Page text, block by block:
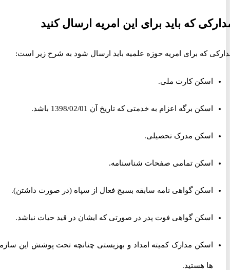
که باید برای این امریه ارسال کنید
که برای امریه حوزه علمیه باید ارسال شود به شرح زیر است:
اسکن کارت ملی.
اسکن برگه اعزام به خدمتی که تاریخ آن 1398/02/01 باشد.
اسکن مدرک تحصیلی.
اسکن تمامی صفحات شناسنامه.
اسکن گواهی نامه سابقه بسیج فعال از سپاه (در صورت داشتن).
اسکن گواهی فوت پدر در صورتی که ایشان در قید حیات نباشد.
اسکن مدارک کمیته امداد و بهزیستی چنانچه تحت پوشش این سازمان
ها هستید.